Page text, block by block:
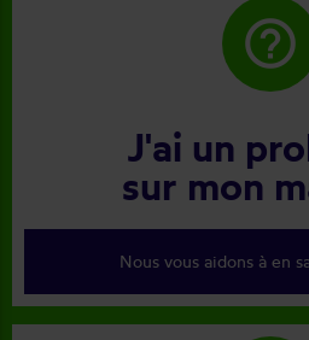
help_outline
J'ai un
sur mon
Nous vous aidons à en